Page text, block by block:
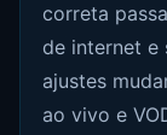
correta
de internet e
ajustes
ao vivo e